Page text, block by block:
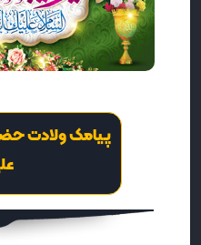
پیامک ولادت